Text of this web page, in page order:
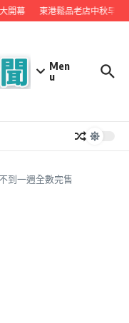
開幕 東港鬆品老店中秋早鳥
Men
u
到一週全數完售